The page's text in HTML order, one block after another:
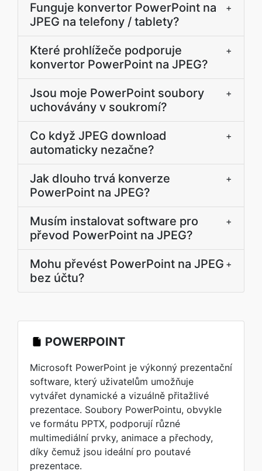
Funguje konvertor PowerPoint na
JPEG na telefony / tablety?
+
Které prohlížeče podporuje
konvertor PowerPoint na JPEG?
+
Jsou moje PowerPoint soubory
uchovávány v soukromí?
+
Co když JPEG download
automaticky nezačne?
+
Jak dlouho trvá konverze
PowerPoint na JPEG?
+
Musím instalovat software pro
převod PowerPoint na JPEG?
+
Mohu převést PowerPoint na JPEG
bez účtu?
+
POWERPOINT
Microsoft PowerPoint je výkonný prezentační
software, který uživatelům umožňuje
vytvářet dynamické a vizuálně přitažlivé
prezentace. Soubory PowerPointu, obvykle
ve formátu PPTX, podporují různé
multimediální prvky, animace a přechody,
díky čemuž jsou ideální pro poutavé
prezentace.